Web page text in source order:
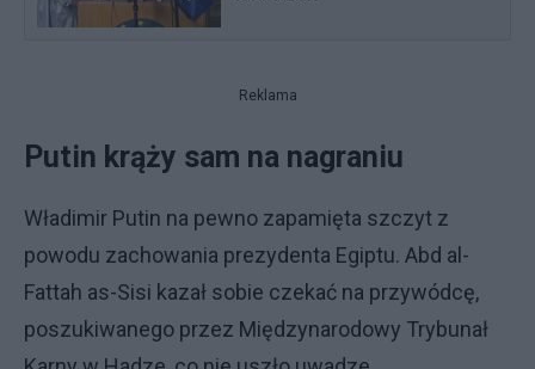
Reklama
Putin krąży sam na nagraniu
Władimir Putin na pewno zapamięta szczyt z
powodu zachowania prezydenta Egiptu. Abd al-
Fattah as-Sisi kazał sobie czekać na przywódcę,
poszukiwanego przez Międzynarodowy Trybunał